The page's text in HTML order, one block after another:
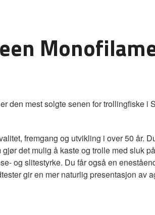
den mest solgte senen for trollingfiske
fremgang og utvikling i over 50 år.
det mulig å kaste og trolle med sluk
og slitestyrke. Du får også en
gir en mer naturlig presentasjon av